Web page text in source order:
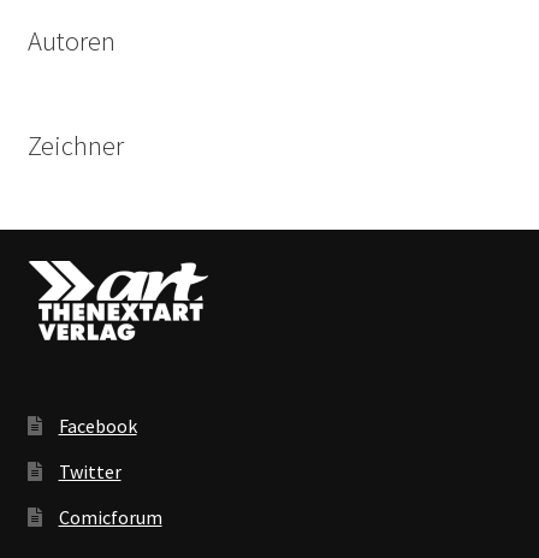
Autoren
Zeichner
Facebook
Twitter
Comicforum